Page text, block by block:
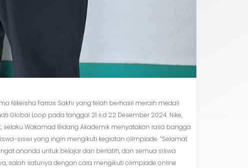
Nikeisha Farras Sakhi yang telah berhasil meraih medali
Global Loop pada tanggal 21 s.d 22 Desember 2024. Nike,
Wakamad Bidang Akademik menyatakan rasa bangga
siswi yang ingin mengikuti kegiatan olimpiade. “Selamat
ananda untuk belajar dan berlatih, dan semua siswa
salah satunya dengan cara mengikuti olimpiade online